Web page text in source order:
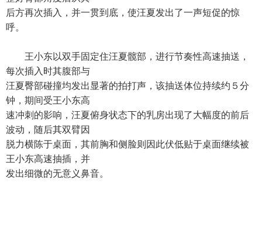
后方再次插入，并一贯到底，使汪夏发出了一声短促的惊
呼。
王小东以双手固定住汪夏髋部，进行节奏性高速抽送，
每次插入时其腹部与
汪夏臀部碰撞均发出显著的拍打声，该抽送体位持续约５分
钟，期间受王小东高
速冲刺的影响，汪夏俯身状态下的乳房出现了大幅度的前后
波动，随后其双臂因
脱力横陈于桌面，其前胸和侧脸则因此伏低贴于桌面继续被
王小东高速抽插，并
发出细微的无意义鼻音。